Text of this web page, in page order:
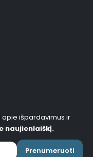
išpardavimus ir
naujienlaiškį.
Prenumeruoti